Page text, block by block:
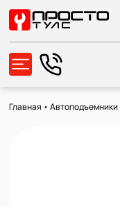
Главная •Автоподъемники